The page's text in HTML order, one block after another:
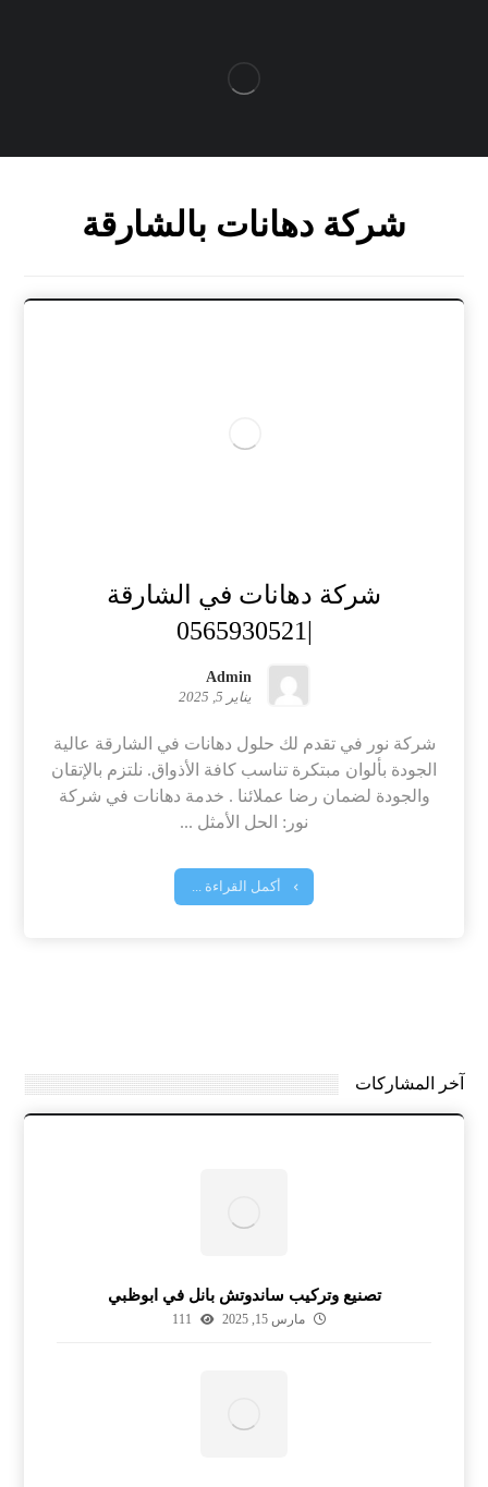
شركة دهانات بالشارقة
شركة دهانات في الشارقة
Admin
يناير 5, 2025
شركة نور في تقدم لك حلول دهانات في الشارقة عالية
الجودة بألوان مبتكرة تناسب كافة الأذواق. نلتزم بالإتقان
والجودة لضمان رضا عملائنا . خدمة دهانات في شركة
نور: الحل الأمثل ...
أكمل القراءة ...
آخر المشاركات
تصنيع وتركيب ساندوتش بانل في ابوظبي
مارس 15, 2025 111